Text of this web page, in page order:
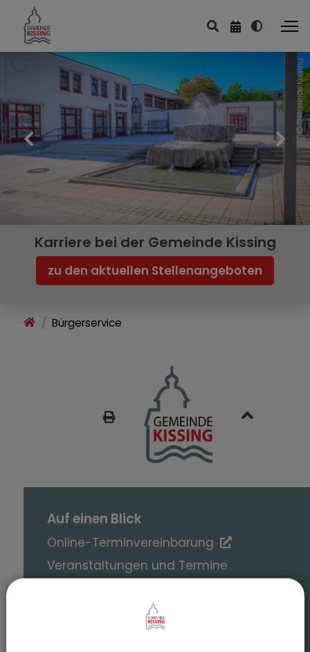
Gemeinde Kissing
Karriere bei der Gemeinde Kissing
zu den aktuellen Stellenangeboten
Bürgerservice
Auf einen Blick
Online-Terminvereinbarung
Veranstaltungen und Termine